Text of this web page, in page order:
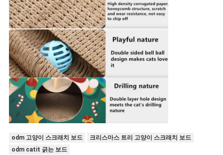
odm 고양이 스크래치 보드
크리스마스 트리 고양이 스크래치 보드
odm catit 긁는 보드